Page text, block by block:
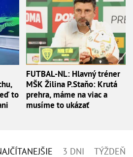
to
FUTBAL-NL: Hlavný tréner
MŠK Žilina P.Staňo: Krutá
prehra, máme na viac a
musíme to ukázať
3 DNI TÝŽDEŇ